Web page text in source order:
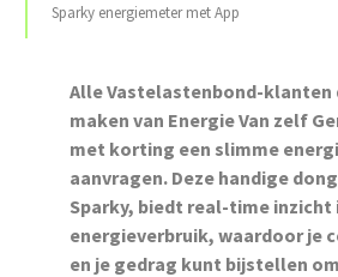
Sparky energiemeter met App
‌Alle Vastelastenbond-klanten
maken van Energie Van zelf
met korting een slimme
aanvragen. Deze handige
Sparky, biedt real-time inzicht
energieverbruik, waardoor je
en je gedrag kunt bijstellen